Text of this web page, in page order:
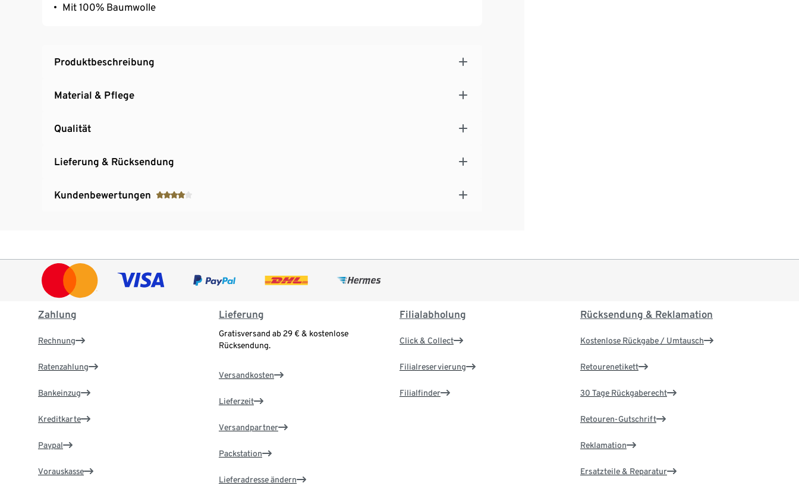
Mit 100% Baumwolle
Produktbeschreibung
Material & Pflege
Qualität
Lieferung & Rücksendung
Kundenbewertungen
Zahlung
Rechnung
Ratenzahlung
Bankeinzug
Kreditkarte
Paypal
Vorauskasse
Lieferung
Gratisversand ab 29 € & kostenlose
Rücksendung.
Versandkosten
Lieferzeit
Versandpartner
Packstation
Lieferadresse ändern
Filialabholung
Click & Collect
Filialreservierung
Filialfinder
Rücksendung & Reklamation
Kostenlose Rückgabe / Umtausch
Retourenetikett
30 Tage Rückgaberecht
Retouren-Gutschrift
Reklamation
Ersatzteile & Reparatur